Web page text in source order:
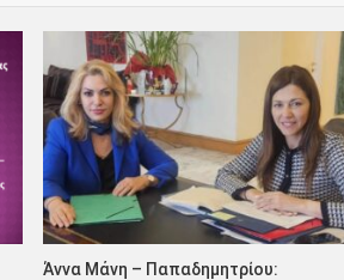
Άννα Μάνη – Παπαδημητρίου: